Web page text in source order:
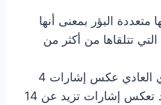
متعددة البؤر بمعنى أنها
تتلقاها من أكثر من
يمكن للصحن البيضاوي العادي عكس إشارات 4
أقمار وهناك صحون قد تعكس إشارات تزيد عن 14